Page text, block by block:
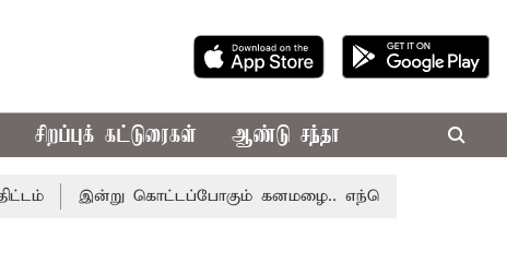
சிறப்புக் கட்டுரைகள் ஆண்டு சந்தா
இன்று கொட்டப்போகும் கனமழை.. எந்தெந்த மாவட்டங்களில்